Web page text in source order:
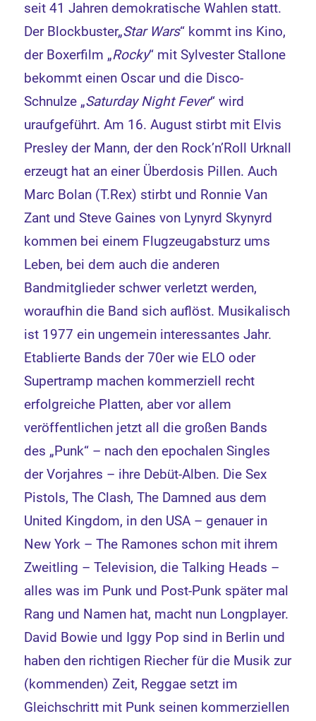
seit 41 Jahren demokratische Wahlen statt.
Der Blockbuster„Star Wars“ kommt ins Kino,
der Boxerfilm „Rocky“ mit Sylvester Stallone
bekommt einen Oscar und die Disco-
Schnulze „Saturday Night Fever“ wird
uraufgeführt. Am 16. August stirbt mit Elvis
Presley der Mann, der den Rock’n’Roll Urknall
erzeugt hat an einer Überdosis Pillen. Auch
Marc Bolan (T.Rex) stirbt und Ronnie Van
Zant und Steve Gaines von Lynyrd Skynyrd
kommen bei einem Flugzeugabsturz ums
Leben, bei dem auch die anderen
Bandmitglieder schwer verletzt werden,
woraufhin die Band sich auflöst. Musikalisch
ist 1977 ein ungemein interessantes Jahr.
Etablierte Bands der 70er wie ELO oder
Supertramp machen kommerziell recht
erfolgreiche Platten, aber vor allem
veröffentlichen jetzt all die großen Bands
des „Punk“ – nach den epochalen Singles
der Vorjahres – ihre Debüt-Alben. Die Sex
Pistols, The Clash, The Damned aus dem
United Kingdom, in den USA – genauer in
New York – The Ramones schon mit ihrem
Zweitling – Television, die Talking Heads –
alles was im Punk und Post-Punk später mal
Rang und Namen hat, macht nun Longplayer.
David Bowie und Iggy Pop sind in Berlin und
haben den richtigen Riecher für die Musik zur
(kommenden) Zeit, Reggae setzt im
Gleichschritt mit Punk seinen kommerziellen